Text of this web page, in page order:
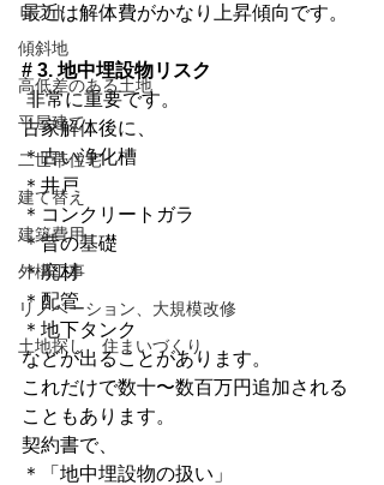
ロフト
傾斜地
高低差のある土地
平屋建て
二世帯住宅
建て替え
建築費用
外構工事
リノベーション、大規模改修
土地探し 住まいづくり
最近は解体費がかなり上昇傾向です。
# 3. 地中埋設物リスク
非常に重要です。
古家解体後に、
＊古い浄化槽
＊井戸
＊コンクリートガラ
＊昔の基礎
＊廃材
＊配管
＊地下タンク
などが出ることがあります。
これだけで数十〜数百万円追加される
こともあります。
契約書で、
＊「地中埋設物の扱い」